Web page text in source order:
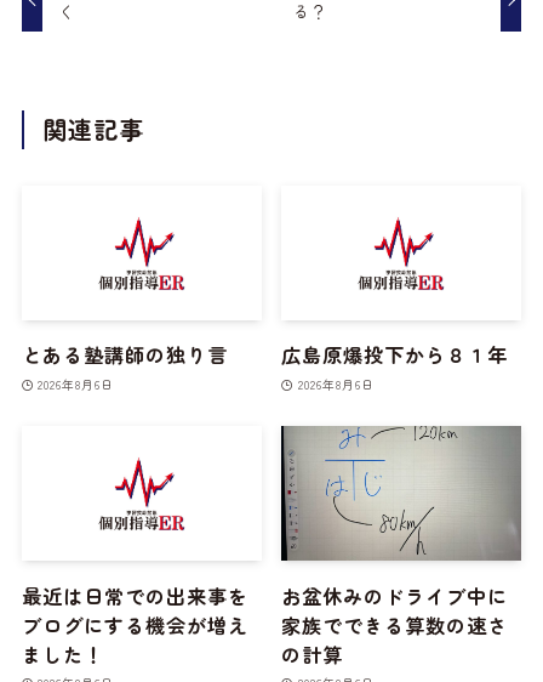
く
る？
関連記事
とある塾講師の独り言
2026年8月6日
広島原爆投下から８１年
2026年8月6日
最近は日常での出来事を
ブログにする機会が増え
ました！
お盆休みのドライブ中に
家族でできる算数の速さ
の計算